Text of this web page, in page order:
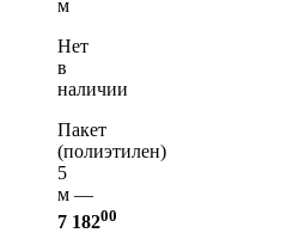
м
Нет
в
наличии
Пакет
(полиэтилен)
5
м —
7 18200